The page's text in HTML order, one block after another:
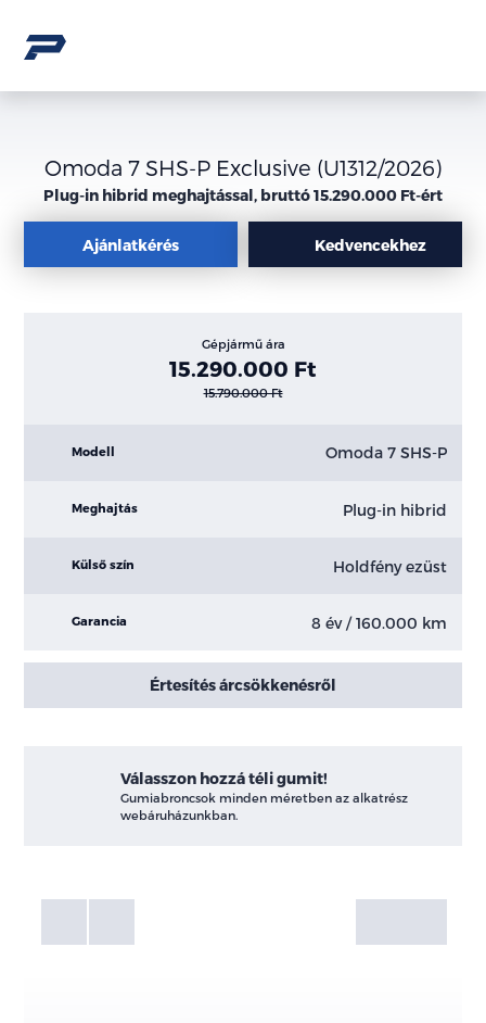
Omoda 7 SHS-P Exclusive (U1312/2026)
Plug-in hibrid meghajtással, bruttó 15.290.000 Ft-ért
Ajánlatkérés Kedvencekhez
Gépjármű ára
15.290.000 Ft
15.790.000 Ft
Modell Omoda 7 SHS-P
Meghajtás Plug-in hibrid
Külső szín Holdfény ezüst
Garancia 8 év / 160.000 km
Értesítés árcsökkenésről
Válasszon hozzá téli gumit!
Gumiabroncsok minden méretben az alkatrész
webáruházunkban.
Galéria